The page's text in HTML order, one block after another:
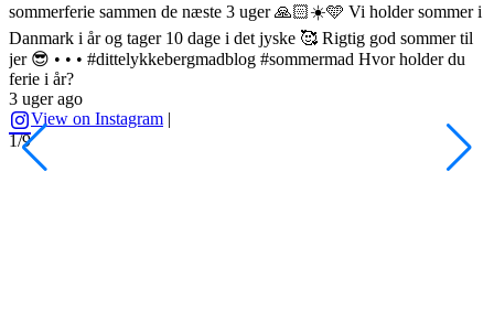
sommerferie sammen de næste 3 uger 🙏🏻☀️🩵 Vi holder sommer i
Danmark i år og tager 10 dage i det jyske 🥰 Rigtig god sommer til
jer 😎 • • • #dittelykkebergmadblog #sommermad Hvor holder du
ferie i år?
3 uger ago
View on Instagram |
1/9